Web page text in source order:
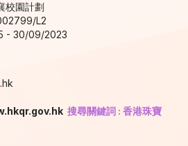
校園計劃
L2
- 30/09/2023
搜尋關鍵詞 : 香港珠寶